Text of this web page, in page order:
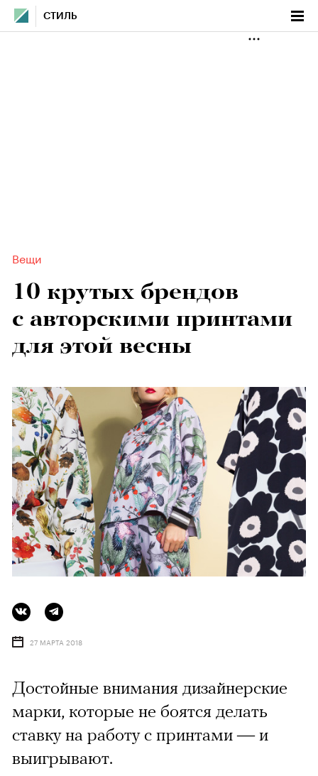
СТИЛЬ
Вещи
10 крутых брендов
с авторскими принтами
для этой весны
27 МАРТА 2018
Достойные внимания дизайнерские
марки, которые не боятся делать
ставку на работу с принтами — и
выигрывают.